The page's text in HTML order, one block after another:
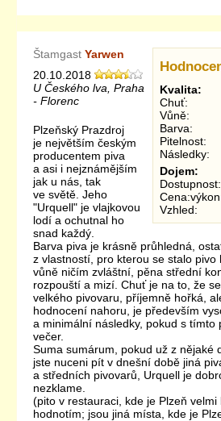
Kvalita:
Chuť:
Vůně:
Barva:
Pitelnost:
Následky:
Dojem:
Dostupnost:
Vzhled:
Štamgast Yarwen
20.10.2018
U Českého lva, Praha
- Florenc
Plzeňský Prazdroj
je největším českým
producentem piva
a asi i nejznámějším
jak u nás, tak
ve světě. Jeho
"Urquell" je vlajkovou
lodí a ochutnal ho
snad každý.
Barva piva je krásně průhledná,
z vlastností, pro kterou se stalo pivo
vůně ničím zvláštní, pěna střední
rozpouští a mizí. Chuť je na to, že
velkého pivovaru, příjemně hořká,
hodnocení nahoru, je především
a minimální následky, pokud s tímto
večer.
Suma sumárum, pokud už z nějaké
jste nuceni pít v dnešní době jiná
a středních pivovarů, Urquell je
nezklame.
(pito v restauraci, kde je Plzeň
hodnotím; jsou jiná místa, kde je